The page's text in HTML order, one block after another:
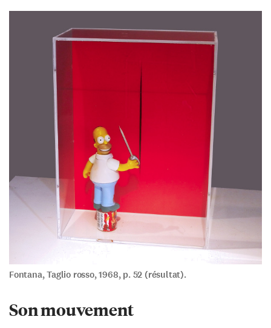
Fontana, Taglio rosso, 1968, p. 52 (résultat).
Son mouvement